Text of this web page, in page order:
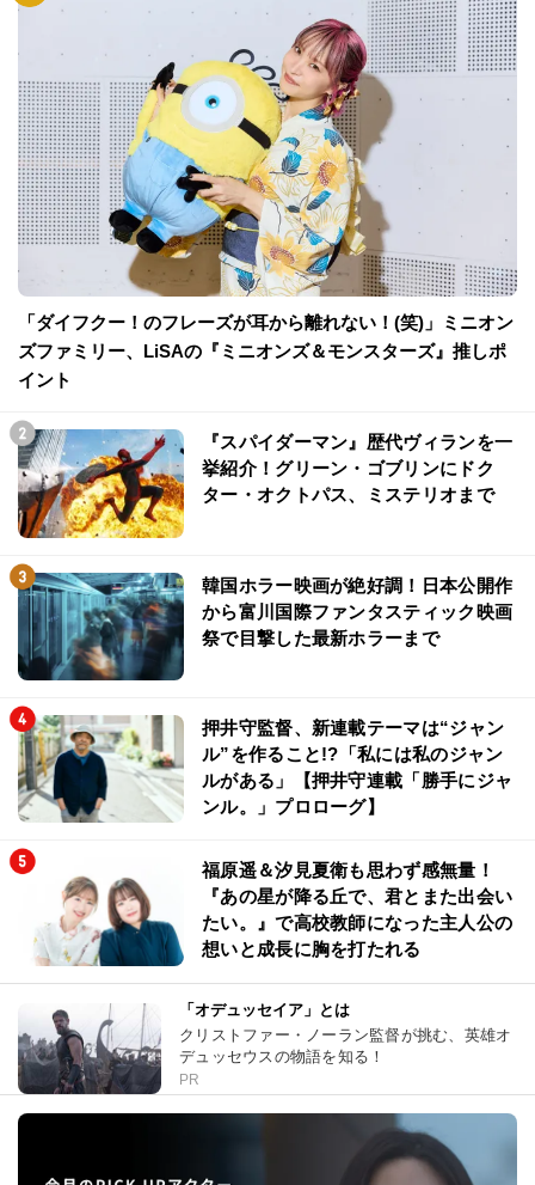
「ダイフクー！のフレーズが耳から離れない！(笑)」ミニオン
ズファミリー、LiSAの『ミニオンズ＆モンスターズ』推しポ
イント
『スパイダーマン』歴代ヴィランを一
挙紹介！グリーン・ゴブリンにドク
ター・オクトパス、ミステリオまで
韓国ホラー映画が絶好調！日本公開作
から富川国際ファンタスティック映画
祭で目撃した最新ホラーまで
押井守監督、新連載テーマは“ジャン
ル”を作ること!?「私には私のジャン
ルがある」【押井守連載「勝手にジャ
ンル。」プロローグ】
福原遥＆汐見夏衛も思わず感無量！
『あの星が降る丘で、君とまた出会い
たい。』で高校教師になった主人公の
想いと成長に胸を打たれる
「オデュッセイア」とは
クリストファー・ノーラン監督が挑む、英雄オ
デュッセウスの物語を知る！
PR